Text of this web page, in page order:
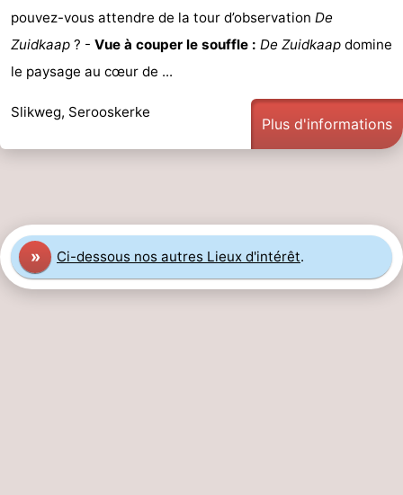
pouvez-vous attendre de la tour d’observation De
Zuidkaap ? - Vue à couper le souffle : De Zuidkaap domine
le paysage au cœur de ...
Slikweg, Serooskerke
Plus d'informations
» Ci-dessous nos autres Lieux d'intérêt.